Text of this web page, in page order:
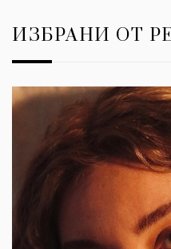
ИЗБРАНИ ОТ